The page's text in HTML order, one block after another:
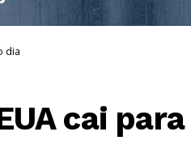
dia
cai